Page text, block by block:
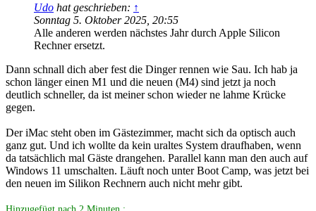
Udo hat geschrieben: ↑
Sonntag 5. Oktober 2025, 20:55
Alle anderen werden nächstes Jahr durch Apple Silicon
Rechner ersetzt.
Dann schnall dich aber fest die Dinger rennen wie Sau. Ich hab ja
schon länger einen M1 und die neuen (M4) sind jetzt ja noch
deutlich schneller, da ist meiner schon wieder ne lahme Krücke
gegen.
Der iMac steht oben im Gästezimmer, macht sich da optisch auch
ganz gut. Und ich wollte da kein uraltes System draufhaben, wenn
da tatsächlich mal Gäste drangehen. Parallel kann man den auch auf
Windows 11 umschalten. Läuft noch unter Boot Camp, was jetzt bei
den neuen im Silikon Rechnern auch nicht mehr gibt.